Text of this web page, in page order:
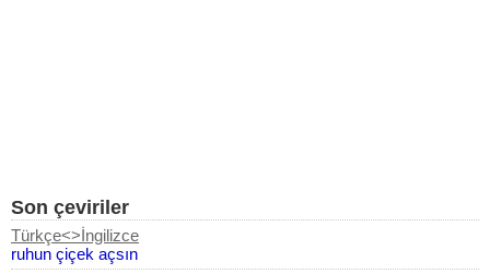
Son çeviriler
Türkçe<>İngilizce
ruhun çiçek açsın